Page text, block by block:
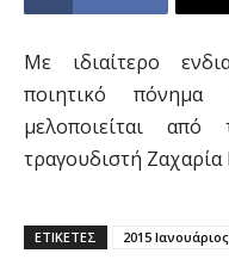
Με ιδιαίτερο
ποιητικό
μελοποιείται
τραγουδιστή
ΕΤΙΚΕΤΕΣ 2015 Ιανουάριος